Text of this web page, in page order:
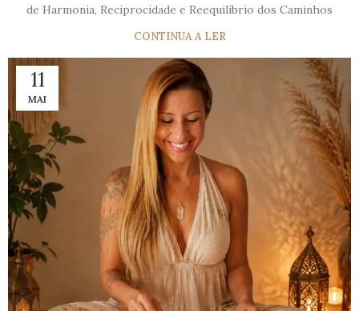
de Harmonia, Reciprocidade e Reequilíbrio dos Caminhos
CONTINUA A LER
11
MAI